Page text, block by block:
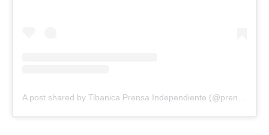
A post shared by Tibanica Prensa Independiente (@prensatibanica)